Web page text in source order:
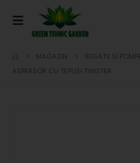
MAGAZIN IRIGATII SI POMPE
ASPERSOR CU TEPUȘI TWISTER